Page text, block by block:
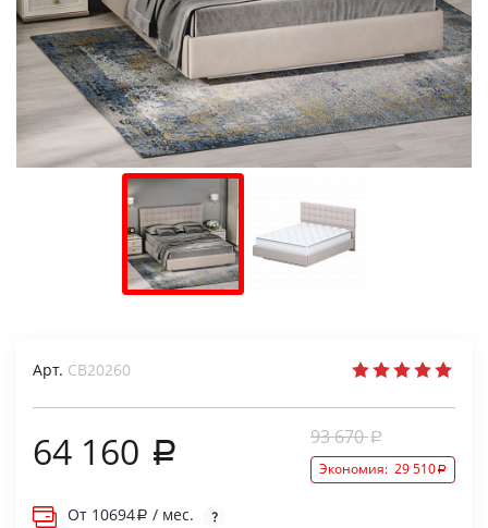
Арт. СВ20260
64 160 93 670
Экономия: 29 510
От 10694
/ мес.